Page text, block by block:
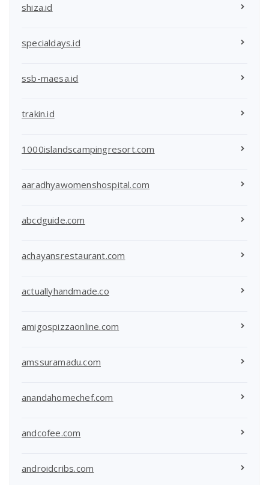
shiza.id
specialdays.id
ssb-maesa.id
trakin.id
1000islandscampingresort.com
aaradhyawomenshospital.com
abcdguide.com
achayansrestaurant.com
actuallyhandmade.co
amigospizzaonline.com
amssuramadu.com
anandahomechef.com
andcofee.com
androidcribs.com